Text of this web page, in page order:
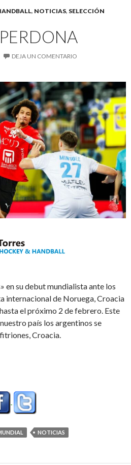
, NOTICIAS, SELECCIÓN
DEJA UN COMENTARIO
en su debut mundialista ante los
internacional de Noruega, Croacia
el próximo 2 de febrero. Este
país los argentinos se
Croacia.
NOTICIAS